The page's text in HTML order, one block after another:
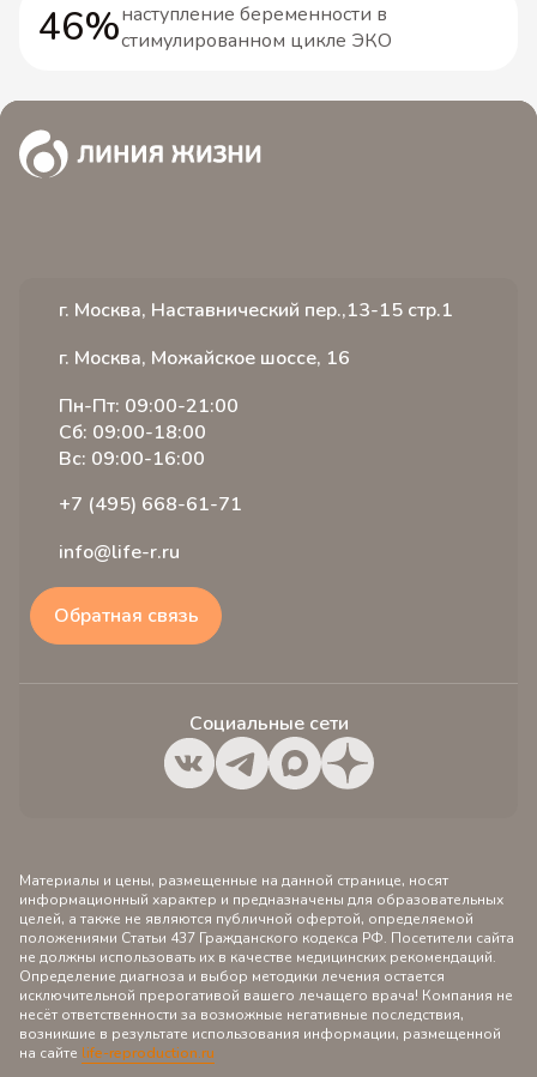
46%наступление беременности в
стимулированном цикле ЭКО
г. Москва, Наставнический пер.,13-15 стр.1
г. Москва, Можайское шоссе, 16
Пн-Пт: 09:00-21:00
Сб: 09:00-18:00
Вс: 09:00-16:00
+7 (495) 668-61-71
info@life-r.ru
Обратная связь
Социальные сети
Материалы и цены, размещенные на данной странице, носят
информационный характер и предназначены для образовательных
целей, а также не являются публичной офертой, определяемой
положениями Статьи 437 Гражданского кодекса РФ. Посетители сайта
не должны использовать их в качестве медицинских рекомендаций.
Определение диагноза и выбор методики лечения остается
исключительной прерогативой вашего лечащего врача! Компания не
несёт ответственности за возможные негативные последствия,
возникшие в результате использования информации, размещенной
на сайте life-reproduction.ru